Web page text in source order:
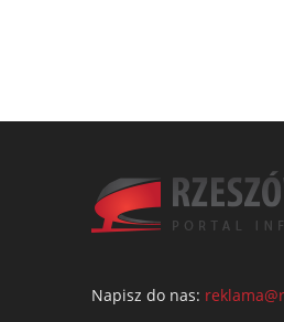
Napisz do nas: